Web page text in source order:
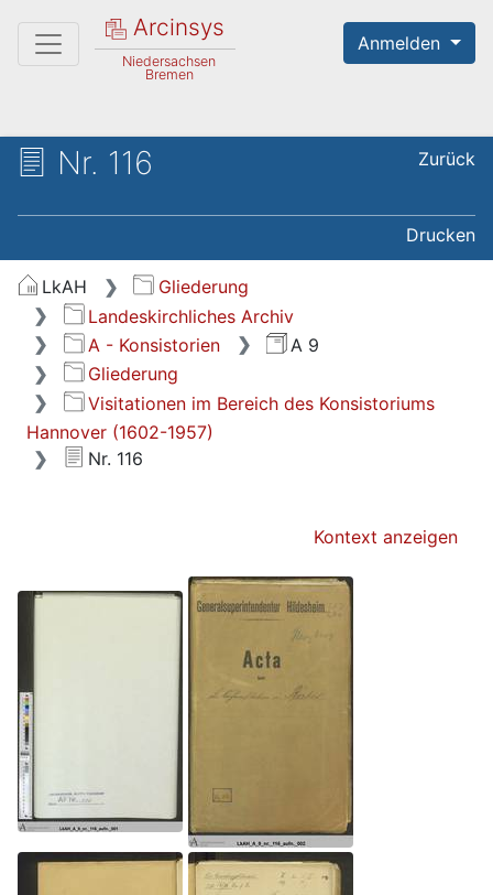
Arcinsys
Niedersachsen
Bremen
Anmelden
Nr. 116 Zurück
Drucken
LkAH
Gliederung
Landeskirchliches Archiv
A - Konsistorien
A 9
Gliederung
Visitationen im Bereich des Konsistoriums
Hannover (1602-1957)
Nr. 116
Kontext anzeigen